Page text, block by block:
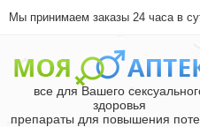
Мы принимаем заказы 24 часа в
все для Вашего
здоровья
препараты для повышения